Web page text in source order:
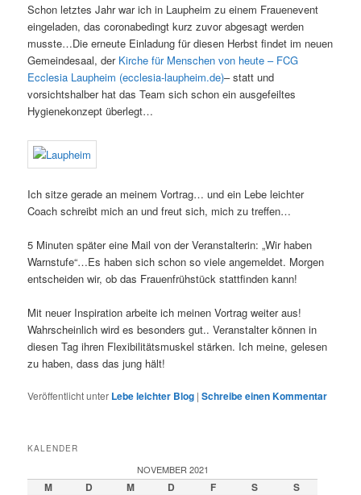
Schon letztes Jahr war ich in Laupheim zu einem Frauenevent
eingeladen, das coronabedingt kurz zuvor abgesagt werden
musste…Die erneute Einladung für diesen Herbst findet im neuen
Gemeindesaal, der Kirche für Menschen von heute – FCG
Ecclesia Laupheim (ecclesia-laupheim.de)– statt und
vorsichtshalber hat das Team sich schon ein ausgefeiltes
Hygienekonzept überlegt…
Ich sitze gerade an meinem Vortrag… und ein Lebe leichter
Coach schreibt mich an und freut sich, mich zu treffen…
5 Minuten später eine Mail von der Veranstalterin: „Wir haben
Warnstufe“…Es haben sich schon so viele angemeldet. Morgen
entscheiden wir, ob das Frauenfrühstück stattfinden kann!
Mit neuer Inspiration arbeite ich meinen Vortrag weiter aus!
Wahrscheinlich wird es besonders gut.. Veranstalter können in
diesen Tag ihren Flexibilitätsmuskel stärken. Ich meine, gelesen
zu haben, dass das jung hält!
Veröffentlicht unter Lebe leichter Blog |Schreibe einen Kommentar
KALENDER
NOVEMBER 2021
M D M D F S S